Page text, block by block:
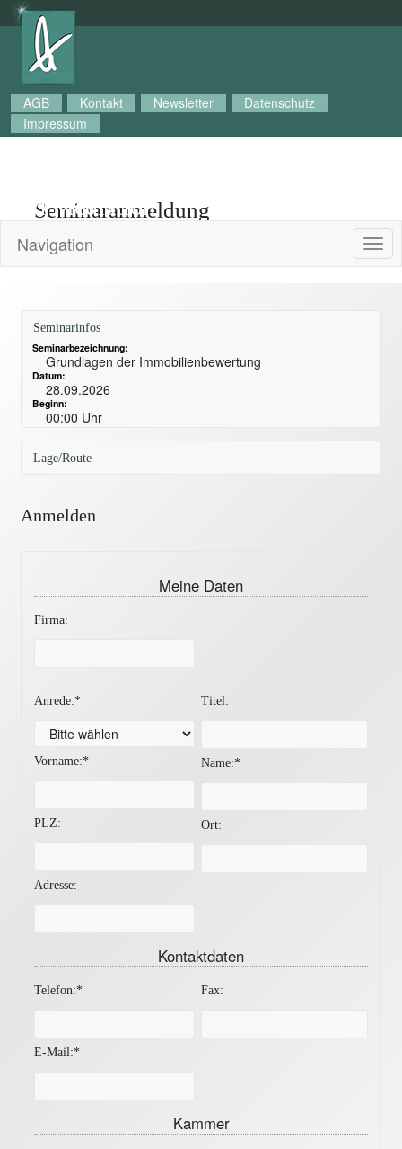
AGB Kontakt Newsletter
Datenschutz
Impressum
und Mediation
Navigation
Seminaranmeldung
Seminarinfos
Seminarbezeichnung:
Grundlagen der Immobilienbewertung
Datum:
28.09.2026
Beginn:
00:00 Uhr
Lage/Route
Anmelden
Meine Daten
Firma:
Anrede:* Titel:
Vorname:* Name:*
PLZ: Ort:
Adresse:
Kontaktdaten
Telefon:* Fax:
E-Mail:*
Kammer